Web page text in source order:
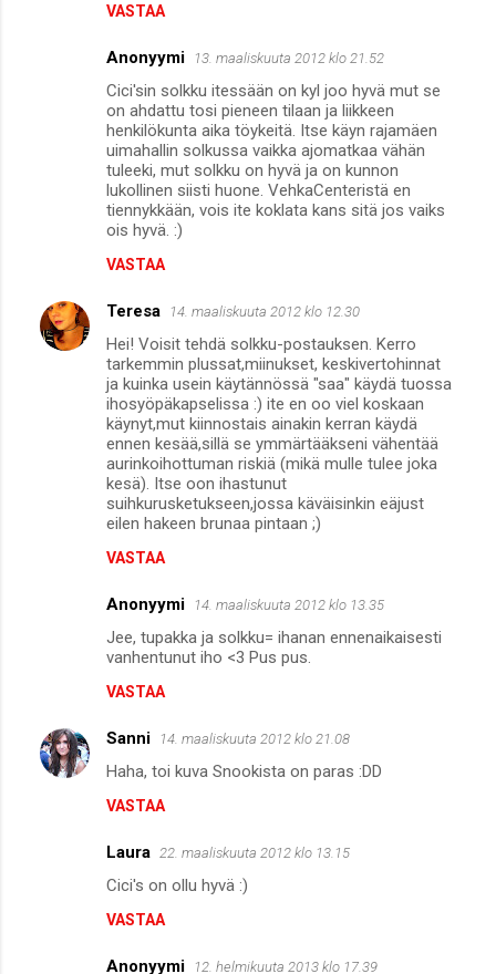
VASTAA
Anonyymi 13. maaliskuuta 2012 klo 21.52
Cici'sin solkku itessään on kyl joo hyvä mut se
on ahdattu tosi pieneen tilaan ja liikkeen
henkilökunta aika töykeitä. Itse käyn rajamäen
uimahallin solkussa vaikka ajomatkaa vähän
tuleeki, mut solkku on hyvä ja on kunnon
lukollinen siisti huone. VehkaCenteristä en
tiennykkään, vois ite koklata kans sitä jos vaiks
ois hyvä. :)
VASTAA
Teresa 14. maaliskuuta 2012 klo 12.30
Hei! Voisit tehdä solkku-postauksen. Kerro
tarkemmin plussat,miinukset, keskivertohinnat
ja kuinka usein käytännössä "saa" käydä tuossa
ihosyöpäkapselissa :) ite en oo viel koskaan
käynyt,mut kiinnostais ainakin kerran käydä
ennen kesää,sillä se ymmärtääkseni vähentää
aurinkoihottuman riskiä (mikä mulle tulee joka
kesä). Itse oon ihastunut
suihkurusketukseen,jossa käväisinkin eäjust
eilen hakeen brunaa pintaan ;)
VASTAA
Anonyymi 14. maaliskuuta 2012 klo 13.35
Jee, tupakka ja solkku= ihanan ennenaikaisesti
vanhentunut iho <3 Pus pus.
VASTAA
Sanni 14. maaliskuuta 2012 klo 21.08
Haha, toi kuva Snookista on paras :DD
VASTAA
Laura 22. maaliskuuta 2012 klo 13.15
Cici's on ollu hyvä :)
VASTAA
Anonyymi 12. helmikuuta 2013 klo 17.39